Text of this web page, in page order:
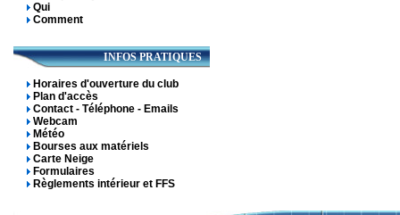
Qui
Comment
INFOS PRATIQUES
Horaires d'ouverture du club
Plan d'accès
Contact - Téléphone - Emails
Webcam
Météo
Bourses aux matériels
Carte Neige
Formulaires
Règlements intérieur et FFS